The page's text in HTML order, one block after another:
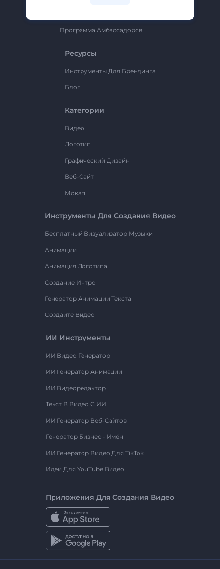
Программа Амбассадоров
Ресурсы
Инструменты Для Брендинга
Блог
Категории
Видео
Логотип
Графический Дизайн
Веб-Сайт
Мокап
Инструменты Для Создания Видео
Бесплатный Визуализатор Музыки
Анимации
Анимация Логотипа
Создание Интро
Генератор Анимации Текста
Создайте Видео
ИИ Инструменты
ИИ Видео Генератор
ИИ Генератор Анимации
ИИ Видеоредактор
Текст В Видео С ИИ
ИИ Генератор Веб-Сайтов
Генератор Бизнес - Имён
ИИ Генератор Видео Для TikTok
Идеи Для YouTube Видео
Приложения Для Создания Видео